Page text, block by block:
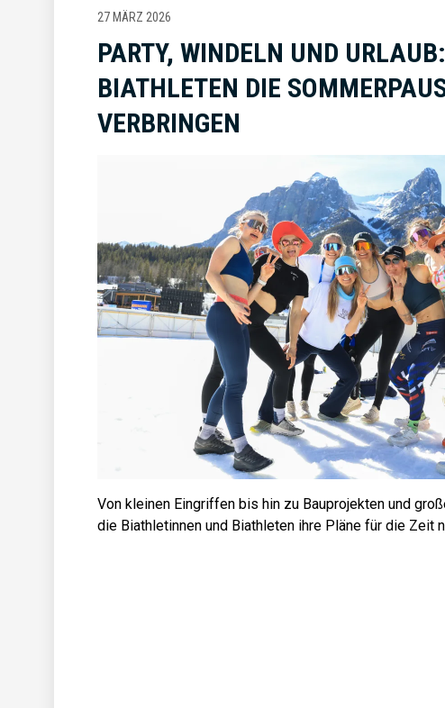
27 MÄRZ 2026
PARTY, WINDELN UND
BIATHLETEN DIE
VERBRINGEN
Von kleinen Eingriffen bis hin zu Bauprojekten und
die Biathletinnen und Biathleten ihre Pläne für die Zeit